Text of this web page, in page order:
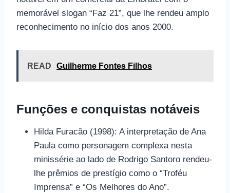
memorável slogan “Faz 21”, que lhe rendeu amplo
reconhecimento no início dos anos 2000.
READ Guilherme Fontes Filhos
Funções e conquistas notáveis
Hilda Furacão (1998): A interpretação de Ana
Paula como personagem complexa nesta
minissérie ao lado de Rodrigo Santoro rendeu-
lhe prêmios de prestígio como o “Troféu
Imprensa” e “Os Melhores do Ano”.